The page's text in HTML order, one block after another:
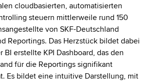
cloudbasierten, automatisierten
steuern mittlerweile rund 150
von SKF-Deutschland
Reportings. Das Herzstück bildet dabei
BI erstellte KPI Dashboard, das den
für die Reportings signifikant
Es bildet eine intuitive Darstellung, mit